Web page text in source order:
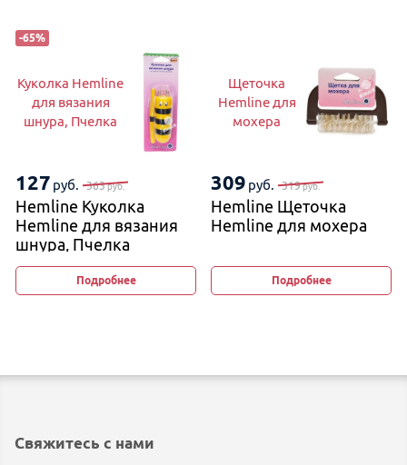
-65%
Куколка Hemline
для вязания
шнура, Пчелка
127 руб. 363руб.
Hemline Куколка
Hemline для вязания
шнура, Пчелка
Подробнее
Щеточка
Hemline для
мохера
309 руб. 319руб.
Hemline Щеточка
Hemline для мохера
Подробнее
Свяжитесь с нами